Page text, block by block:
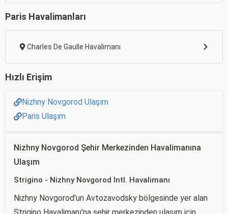
Paris Havalimanları
Charles De Gaulle Havalimanı
Hızlı Erişim
Nizhny Novgorod Ulaşım
Paris Ulaşım
Nizhny Novgorod Şehir Merkezinden Havalimanına
Ulaşım
Strigino - Nizhny Novgorod Intl. Havalimanı
Nizhny Novgorod'un Avtozavodsky bölgesinde yer alan